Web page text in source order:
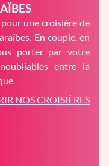
une croisière de
En couple, en
porter par votre
entre la
NOS CROISIÈRES